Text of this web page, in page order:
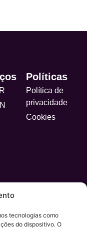
tecnologias como
do dispositivo. O
Políticas
Política de
privacidade
Cookies